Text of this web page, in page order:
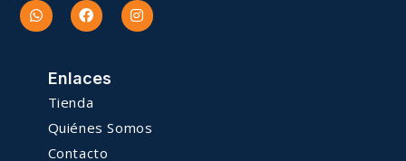
Enlaces
Tienda
Quiénes Somos
Contacto